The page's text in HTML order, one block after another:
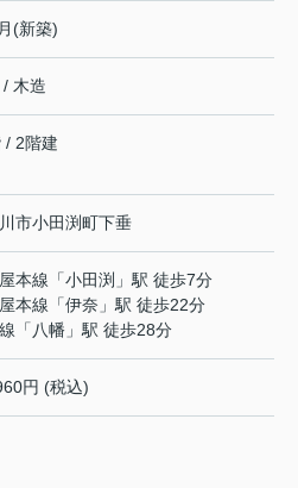
(新築)
木造
/ 2階建
市小田渕町下垂
本線 「小田渕 」駅 徒歩7分
本線 「伊奈 」駅 徒歩22分
「 八幡 」駅 徒歩28分
円 (税込)